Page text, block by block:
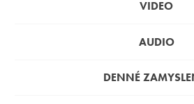
VIDEO
AUDIO
DENNÉ